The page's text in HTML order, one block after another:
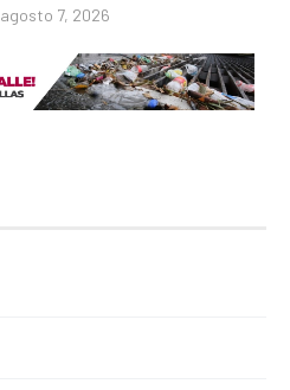
agosto 7, 2026